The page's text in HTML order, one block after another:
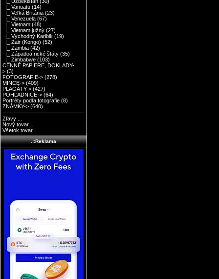
|_ Vanuatu (14)
|_ Veľká Británia (23)
|_ Venezuela (67)
|_ Vietnam (48)
|_ Vietnam južný (27)
|_ Východný Karibik (19)
|_ Zair (Kongo) (52)
|_ Zambia (42)
|_ Západoafrické štáty (35)
|_ Zimbabwe (103)
CENNÉ PAPIERE, DOKLADY-
> (3)
FOTOGRAFIE-> (278)
MINCE-> (409)
PLAGÁTY-> (427)
POHĽADNICE-> (64)
Portréty podľa fotografie (8)
ZNÁMKY-> (640)
Zľavy ...
Nový tovar ...
Všetok tovar ...
.::Reklama